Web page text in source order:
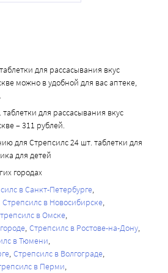
для рассасывания вкус
можно в удобной для вас аптеке,
для рассасывания вкус
– 311 рублей.
для Стрепсилс 24 шт. таблетки для
для детей
городах
в Санкт-Петербурге
Стрепсилс в Новосибирске
в Омске
Стрепсилс в Ростове-на-Дону
в Тюмени
Стрепсилс в Волгограде
в Перми